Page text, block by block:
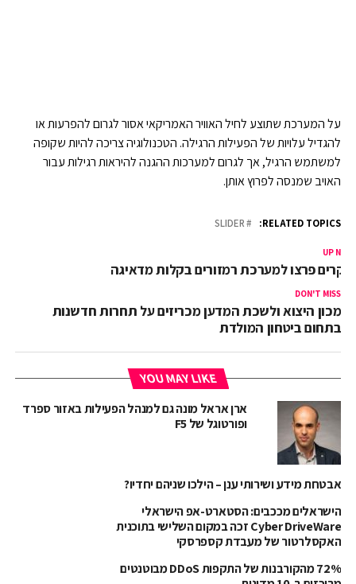
על המערכת שתוצע לחיל האוויר האמריקאי אסור לגרום להפרעות או
להגדיל עלויות של הפעילות הרגילה. הטכנולוגיה צריכה להיות שקופה
למשתמש הרגיל, אך לגרום למערכות ההגנה להיראות רגילות עבור
האויב שמנסה לפרוץ אותן.
RELATED TOPICS:
SLIDER
UP
פרצו למערכת רמזורים בקלות מדאיגה
DON'T MISS
מכון היצוא ולשכת המדען מכריזים על תחרות חדשנות
בתחום ביטחון המולדת
YOU MAY LIKE
ארן אראל מונה גם למנהל הפעילות באזור ספרד
ופורטוגל של F5
אבטחת מידע ושירותי ענן – הילכו שניהם יחדיו?
הישראלים מככבים: הסטארט-אפ הישראלי
Cyber DriveWare זכה במקום השלישי בתוכנית
האקסלרטור של מעבדת קספרסקי
72% מהקורבנות של התקפות DDoS מבוטנטים